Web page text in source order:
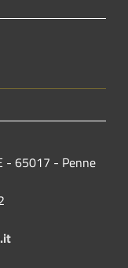
- 65017 - Penne